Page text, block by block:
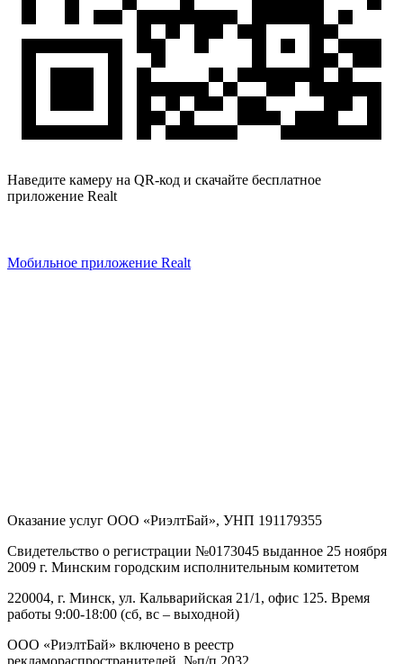
Наведите камеру на QR-код и скачайте бесплатное
приложение Realt
Мобильное приложение Realt
Оказание услуг ООО «РиэлтБай», УНП 191179355
Свидетельство о регистрации №0173045 выданное 25 ноября
2009 г. Минским городским исполнительным комитетом
220004, г. Минск, ул. Кальварийская 21/1, офис 125. Время
работы 9:00-18:00 (сб, вс – выходной)
ООО «РиэлтБай» включено в реестр
рекламораспространителей, №п/п 2032.